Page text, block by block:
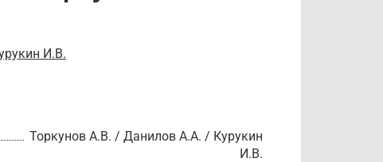
И.В.
Торкунов А.В. / Данилов А.А. / Курукин
И.В.